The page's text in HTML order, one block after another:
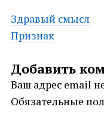
Post
navigation
Здравый смысл
Признак
Добавить
Ваш адрес email
Обязательные